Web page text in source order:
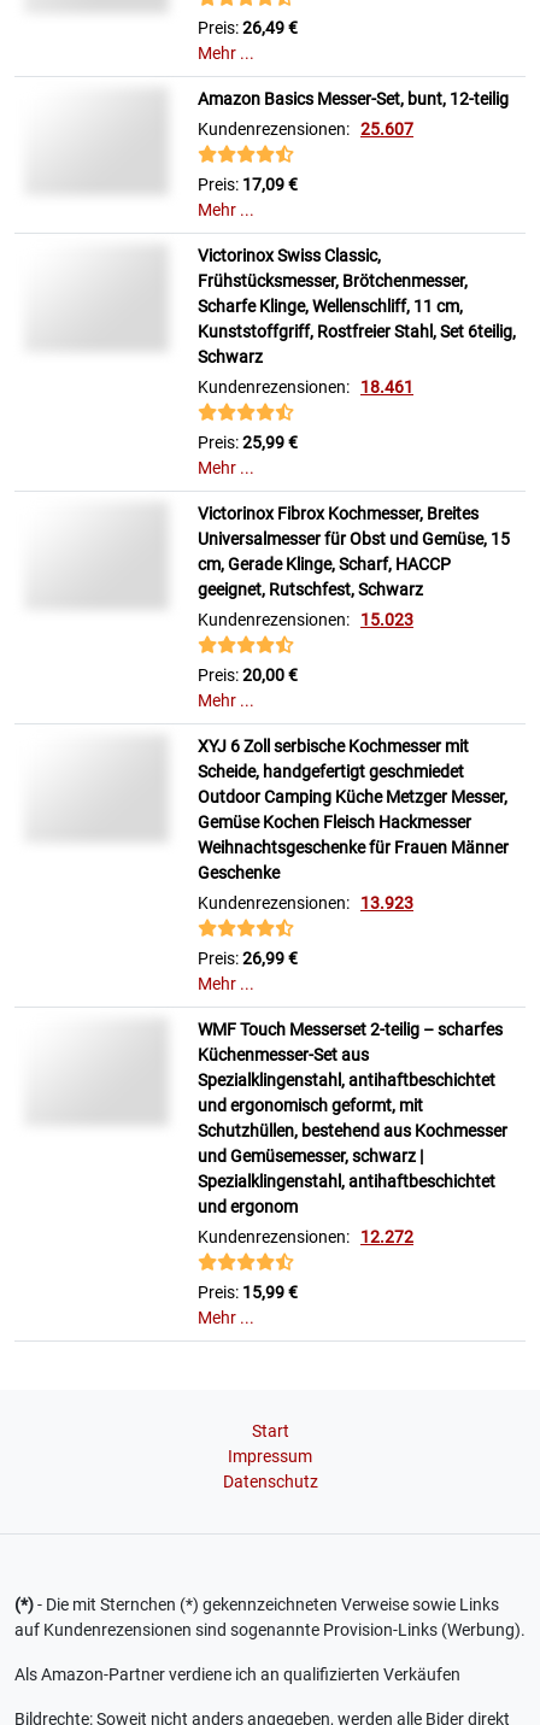
Preis:26,49 €
Mehr ...
Amazon Basics Messer-Set, bunt, 12-teilig
Kundenrezensionen: 25.607
Preis: 17,09 €
Mehr ...
Victorinox Swiss Classic,
Frühstücksmesser, Brötchenmesser,
Scharfe Klinge, Wellenschliff, 11 cm,
Kunststoffgriff, Rostfreier Stahl, Set 6teilig,
Schwarz
Kundenrezensionen: 18.461
Preis:25,99 €
Mehr ...
Victorinox Fibrox Kochmesser, Breites
Universalmesser für Obst und Gemüse, 15
cm, Gerade Klinge, Scharf, HACCP
geeignet, Rutschfest, Schwarz
Kundenrezensionen: 15.023
Preis:20,00 €
Mehr ...
XYJ 6 Zoll serbische Kochmesser mit
Scheide, handgefertigt geschmiedet
Outdoor Camping Küche Metzger Messer,
Gemüse Kochen Fleisch Hackmesser
Weihnachtsgeschenke für Frauen Männer
Geschenke
Kundenrezensionen: 13.923
Preis:26,99 €
Mehr ...
WMF Touch Messerset 2-teilig – scharfes
Küchenmesser-Set aus
Spezialklingenstahl, antihaftbeschichtet
und ergonomisch geformt, mit
Schutzhüllen, bestehend aus Kochmesser
und Gemüsemesser, schwarz |
Spezialklingenstahl, antihaftbeschichtet
und ergonom
Kundenrezensionen: 12.272
Preis: 15,99 €
Mehr ...
Start
Impressum
Datenschutz
(*)- Die mit Sternchen (*) gekennzeichneten Verweise sowie Links
auf Kundenrezensionen sind sogenannte Provision-Links (Werbung).
Als Amazon-Partner verdiene ich an qualifizierten Verkäufen
Bildrechte: Soweit nicht anders angegeben, werden alle Bider direkt